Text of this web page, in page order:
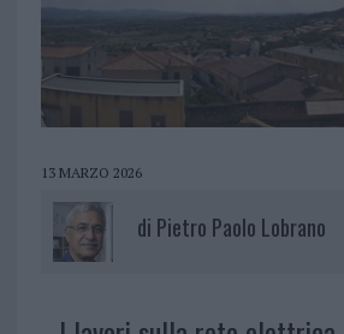
13 MARZO 2026
di Pietro Paolo Lobrano